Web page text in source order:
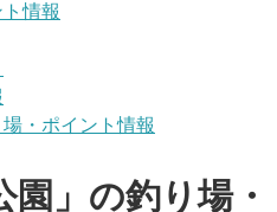
情報
・ポイント情報
園」の釣り場・